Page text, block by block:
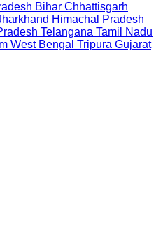
Bihar Chhattisgarh
Himachal Pradesh
Telangana Tamil Nadu
West Bengal Tripura Gujarat